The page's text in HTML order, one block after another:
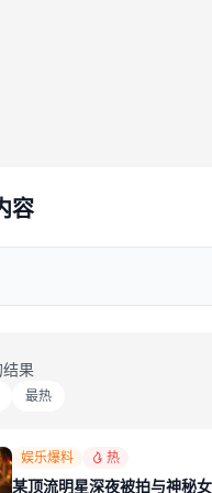
容
结果
最热
娱乐爆料 热
某顶流明星深夜被拍与神秘